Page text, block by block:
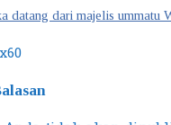
datang dari majelis ummatu